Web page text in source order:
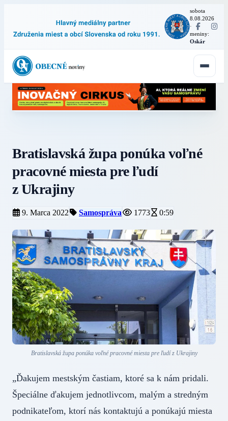
sobota
8.08.2026
·
meniny:
Oskár
Bratislavská župa ponúka voľné
pracovné miesta pre ľudí
z Ukrajiny
9. Marca 2022 Samospráva 1773 0:59
Bratislavská župa ponúka voľné pracovné miesta pre ľudí z Ukrajiny
„Ďakujem mestským častiam, ktoré sa k nám pridali.
Špeciálne ďakujem jednotlivcom, malým a stredným
podnikateľom, ktorí nás kontaktujú a ponúkajú miesta